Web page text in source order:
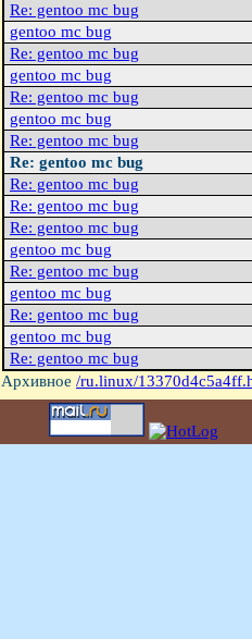
Re: gentoo mc bug
gentoo mc bug
Re: gentoo mc bug
gentoo mc bug
Re: gentoo mc bug
gentoo mc bug
Re: gentoo mc bug
Re: gentoo mc bug
Re: gentoo mc bug
Re: gentoo mc bug
Re: gentoo mc bug
gentoo mc bug
Re: gentoo mc bug
gentoo mc bug
Re: gentoo mc bug
gentoo mc bug
Re: gentoo mc bug
Архивное /ru.linux/